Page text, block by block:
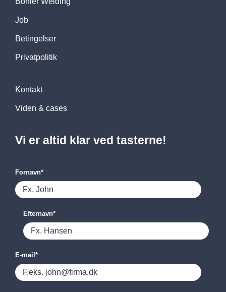
Job
Betingelser
Privatpolitik
Kontakt
Viden & cases
Vi er altid klar ved tasterne!
Fornavn*
Efternavn*
E-mail *